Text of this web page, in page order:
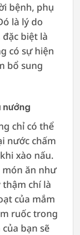
bệnh, phụ
là lý do
biệt là
có sự hiện
bổ sung
nướng
chỉ có thể
nước chấm
xào nấu.
ăn như
thậm chí là
của mắm
ruốc trong
bạn sẽ